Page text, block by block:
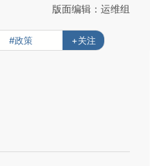
版面编辑：运维组
#政策 +关注